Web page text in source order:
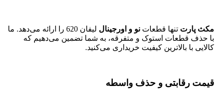
مکث پارت تنها قطعات نو و اورجینال
لیفان 620 را ارائه می‌دهد. ما
با حذف قطعات استوک و متفرقه، به شما تضمین می‌دهیم که
کالایی با بالاترین کیفیت خریداری می‌کنید.
قیمت رقابتی و حذف واسطه